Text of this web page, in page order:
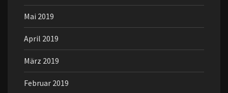
Mai 2019
April 2019
März 2019
Februar 2019